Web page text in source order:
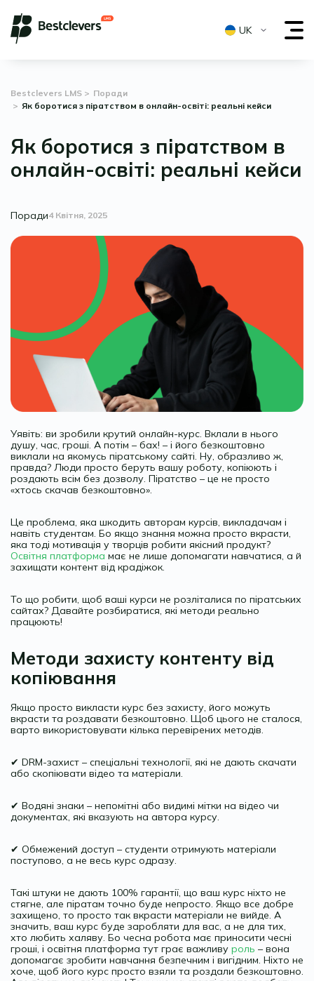
UK
Bestclevers LMS
Поради
Як боротися з піратством в онлайн-освіті: реальні кейси
Як боротися з піратством в
онлайн-освіті: реальні кейси
Поради4 Квітня, 2025
Уявіть: ви зробили крутий онлайн-курс. Вклали в нього
душу, час, гроші. А потім – бах! – і його безкоштовно
виклали на якомусь піратському сайті. Ну, образливо ж,
правда? Люди просто беруть вашу роботу, копіюють і
роздають всім без дозволу. Піратство – це не просто
«хтось скачав безкоштовно».
Це проблема, яка шкодить авторам курсів, викладачам і
навіть студентам. Бо якщо знання можна просто вкрасти,
яка тоді мотивація у творців робити якісний продукт?
Освітня платформа має не лише допомагати навчатися, а й
захищати контент від крадіжок.
То що робити, щоб ваші курси не розліталися по піратських
сайтах? Давайте розбиратися, які методи реально
працюють!
Методи захисту контенту від
копіювання
Якщо просто викласти курс без захисту, його можуть
вкрасти та роздавати безкоштовно. Щоб цього не сталося,
варто використовувати кілька перевірених методів.
✔ DRM-захист – спеціальні технології, які не дають скачати
або скопіювати відео та матеріали.
✔ Водяні знаки – непомітні або видимі мітки на відео чи
документах, які вказують на автора курсу.
✔ Обмежений доступ – студенти отримують матеріали
поступово, а не весь курс одразу.
Такі штуки не дають 100% гарантії, що ваш курс ніхто не
стягне, але піратам точно буде непросто. Якщо все добре
захищено, то просто так вкрасти матеріали не вийде. А
значить, ваш курс буде заробляти для вас, а не для тих,
хто любить халяву. Бо чесна робота має приносити чесні
гроші, і освітня платформа тут грає важливу роль – вона
допомагає зробити навчання безпечним і вигідним. Ніхто не
хоче, щоб його курс просто взяли та роздали безкоштовно.